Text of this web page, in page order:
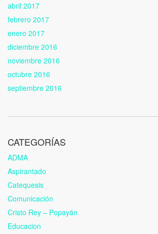
abril 2017
febrero 2017
enero 2017
diciembre 2016
noviembre 2016
octubre 2016
septiembre 2016
CATEGORÍAS
ADMA
Aspirantado
Catequesis
Comunicación
Cristo Rey – Popayán
Educacion